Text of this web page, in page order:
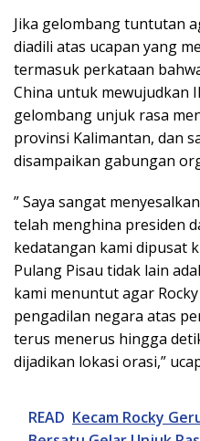
Jika gelombang tuntutan
diadili atas ucapan yang
termasuk perkataan
China untuk mewujudkan
gelombang unjuk rasa
provinsi Kalimantan, dan
disampaikan gabungan
” Saya sangat
telah menghina presiden
kedatangan kami dipusat
Pulang Pisau tidak lain
kami menuntut agar
pengadilan negara atas
terus menerus hingga
dijadikan lokasi orasi,”
READ Kecam Rocky